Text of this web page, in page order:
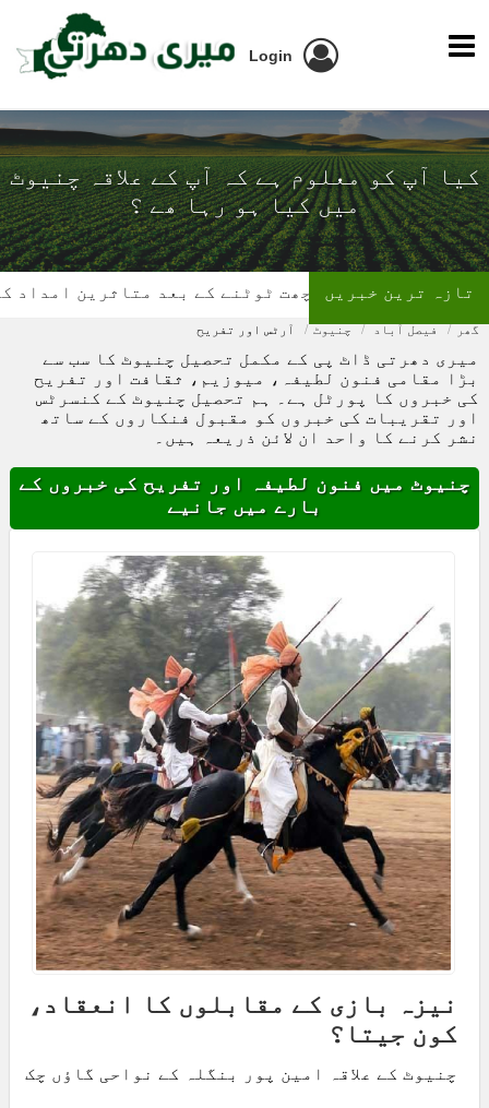
Login
کیا آپ کو معلوم ہے کہ آپ کے علاقہ چنیوٹ
میں کیا ہو رہا ھے ؟
گھر کی چھت ٹوٹنے کے بعد متاثرین امداد کے
تازہ ترین خبریں
گھر فیصل آباد چنیوٹ آرٹس اور تفریح
میری دھرتی ڈاٹ پی کے مکمل تحصیل چنیوٹ کا سب سے
بڑا مقامی فنون لطیفہ، میوزیم، ثقافت اور تفریح
کی خبروں کا پورٹل ہے۔ ہم تحصیل چنیوٹ کے کنسرٹس
اور تقریبات کی خبروں کو مقبول فنکاروں کے ساتھ
نشر کرنے کا واحد ان لائن ذریعہ ہیں۔
چنیوٹ میں فنون لطیفہ اور تفریح کی خبروں کے
بارے میں جانیے
نیزہ بازی کے مقابلوں کا انعقاد،
کون جیتا؟
چنیوٹ کے علاقہ امین پور بنگلہ کے نواحی گاؤں چک